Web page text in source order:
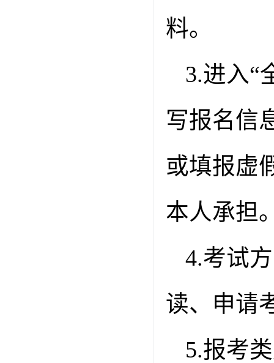
料。
3.进入“
写报名信
或填报虚
本人承担
4.考试
读、申请
5.报考